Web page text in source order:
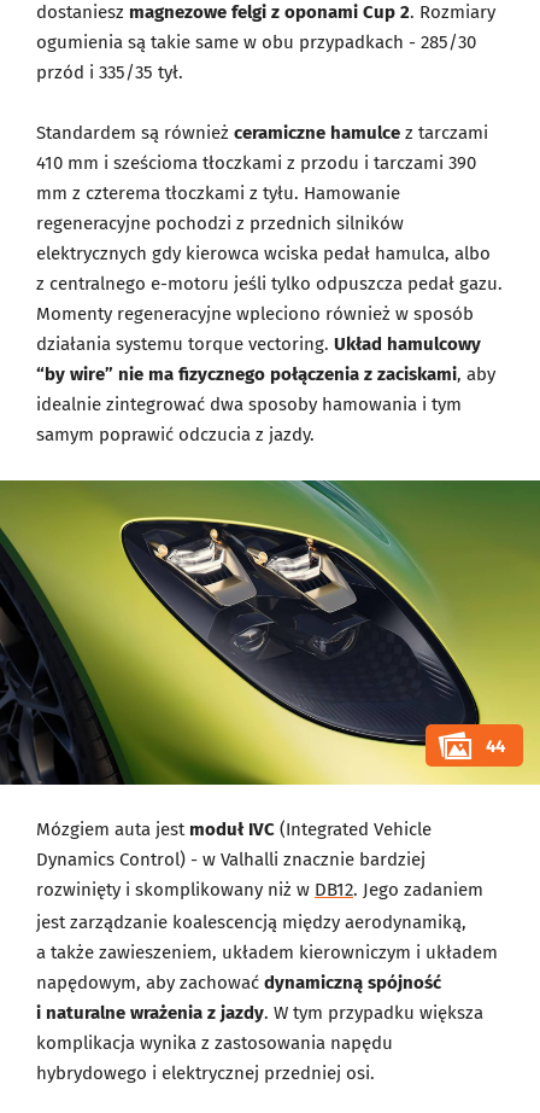
dostaniesz magnezowe felgi z oponami Cup 2. Rozmiary
ogumienia są takie same w obu przypadkach - 285/30
przód i 335/35 tył.
Standardem są również ceramiczne hamulce z tarczami
410 mm i sześcioma tłoczkami z przodu i tarczami 390
mm z czterema tłoczkami z tyłu. Hamowanie
regeneracyjne pochodzi z przednich silników
elektrycznych gdy kierowca wciska pedał hamulca, albo
z centralnego e-motoru jeśli tylko odpuszcza pedał gazu.
Momenty regeneracyjne wpleciono również w sposób
działania systemu torque vectoring. Układ hamulcowy
“by wire” nie ma fizycznego połączenia z zaciskami, aby
idealnie zintegrować dwa sposoby hamowania i tym
samym poprawić odczucia z jazdy.
44
Mózgiem auta jest moduł IVC (Integrated Vehicle
Dynamics Control) - w Valhalli znacznie bardziej
rozwinięty i skomplikowany niż w DB12. Jego zadaniem
jest zarządzanie koalescencją między aerodynamiką,
a także zawieszeniem, układem kierowniczym i układem
napędowym, aby zachować dynamiczną spójność
i naturalne wrażenia z jazdy. W tym przypadku większa
komplikacja wynika z zastosowania napędu
hybrydowego i elektrycznej przedniej osi.